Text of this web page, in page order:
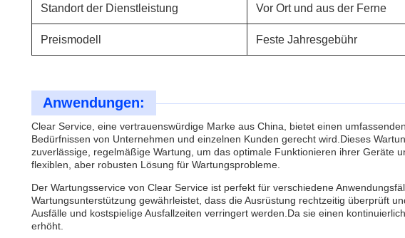
Standort der Dienstleistung Vor Ort und aus der Ferne
Preismodell Feste Jahresgebühr
Anwendungen:
Clear Service, eine vertrauenswürdige Marke aus China, bietet einen
Bedürfnissen von Unternehmen und einzelnen Kunden gerecht wird.Dieses
zuverlässige, regelmäßige Wartung, um das optimale Funktionieren ihrer Geräte
flexiblen, aber robusten Lösung für Wartungsprobleme.
Der Wartungsservice von Clear Service ist perfekt für verschiedene
Wartungsunterstützung gewährleistet, dass die Ausrüstung rechtzeitig überprüft
Ausfälle und kostspielige Ausfallzeiten verringert werden.Da sie einen
erhöht.